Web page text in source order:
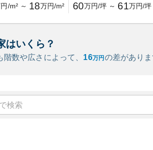
/m² ～ 18万円/m² 60万円/坪 ～ 61万円/坪
はいくら？
階数や広さによって、 16万円 の差がありま